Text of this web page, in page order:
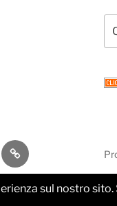
Email
sul nostro